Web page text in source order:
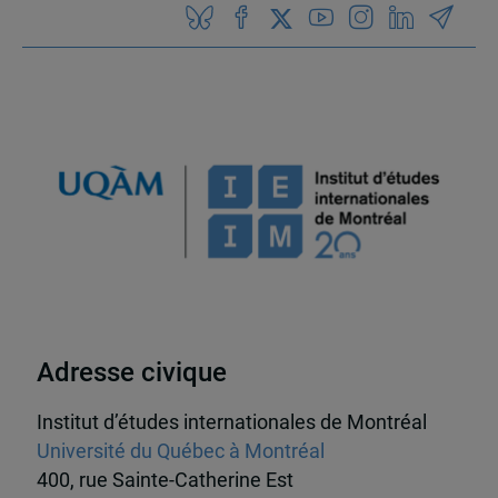
Adresse civique
Institut d’études internationales de Montréal
Université du Québec à Montréal
400, rue Sainte-Catherine Est